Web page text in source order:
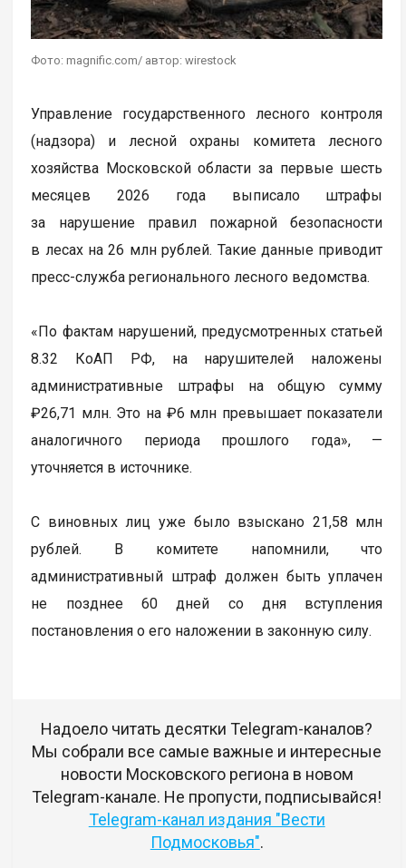
Фото: magnific.com/ автор: wirestock
Управление государственного лесного контроля
(надзора) и лесной охраны комитета лесного
хозяйства Московской области за первые шесть
месяцев 2026 года выписало штрафы
за нарушение правил пожарной безопасности
в лесах на 26 млн рублей. Такие данные приводит
пресс-служба регионального лесного ведомства.
«По фактам нарушений, предусмотренных статьей
8.32 КоАП РФ, на нарушителей наложены
административные штрафы на общую сумму
₽26,71 млн. Это на ₽6 млн превышает показатели
аналогичного периода прошлого года», —
уточняется в источнике.
С виновных лиц уже было взыскано 21,58 млн
рублей. В комитете напомнили, что
административный штраф должен быть уплачен
не позднее 60 дней со дня вступления
постановления о его наложении в законную силу.
Надоело читать десятки Telegram-каналов?
Мы собрали все самые важные и интересные
новости Московского региона в новом
Telegram-канале. Не пропусти, подписывайся!
Telegram-канал издания "Вести
Подмосковья".